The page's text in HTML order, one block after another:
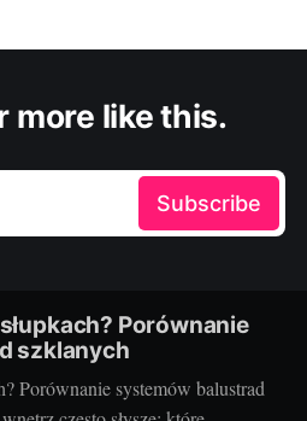
more like this.
Subscribe
Porównanie
szklanych
Porównanie systemów balustrad